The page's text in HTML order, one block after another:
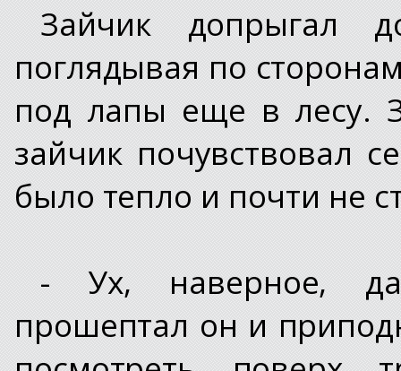
Зайчик допрыгал
поглядывая по
под лапы еще в лесу.
зайчик почувствовал
было тепло и почти не
- Ух, наверное,
прошептал он и